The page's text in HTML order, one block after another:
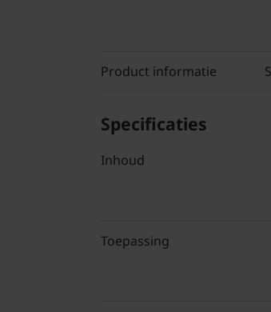
Product informatie
Specificaties
Inhoud
Toepassing